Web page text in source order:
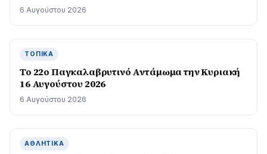
6 Αυγούστου 2026
ΤΟΠΙΚΆ
Το 22ο Παγκαλαβρυτινό Αντάμωμα την Κυριακή
16 Αυγούστου 2026
6 Αυγούστου 2026
ΑΘΛΗΤΙΚΆ